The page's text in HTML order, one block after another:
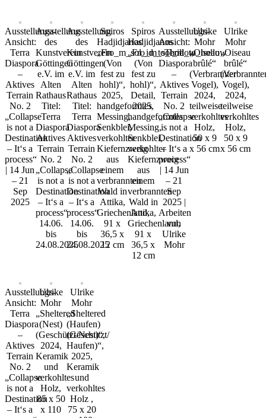
Ausstellunga-
Ansicht:
Terra
Diaspora
–
Aktives
Terrain
No. 2
„Collapse
is not a
Destination
– It‘s a
process“
| 14 Jun
– 21
Sep
2025
Ausstellung
des
Kunstverein
Göttingen
e.V. im
Alten
Rathaus
Titel:
Terra
Diaspora
Aktives
Terrain
No. 2
„Collapse
is not a
Destination
– It‘s a
process“
14.06.
bis
24.08.2025
Ausstellung
des
Kunstverein
Göttingen
e.V. im
Alten
Rathaus
Titel:
Terra
Diaspora
Aktives
Terrain
No. 2
„Collapse
is not a
Destination
– It‘s a
process“
14.06.
bis
24.08.2025
Spiros
Hadjidjanos
„Fro_m_sol_id_to_hollow
(Von
fest zu
hohl)“,
2025,
handgeformtes
Messing,
Senkblei,
verkohlter
Kiefernzweig
aus
einem
verbrannten
Wald in
Attika,
Griechenland,
91 x
36,5 x
12 cm
Spiros
Hadjidjanos
„Fro_m_sol_id_to_hollow
(Von
fest zu
hohl)“,
Detail,
2025,
handgeformtes
Messing,
Senkblei,
verkohlter
Kiefernzweig
aus
einem
verbrannten
Wald in
Attika,
Griechenland,
91 x
36,5 x
12 cm
Ausstellungs-
Ansicht:
Terra
Diaspora
–
Aktives
Terrain
No. 2
„Collapse
is not a
Destination
– It‘s a
process“
| 14 Jun
– 21
Sep
2025 |
Arbeiten
von
Ulrike
Mohr
Ulrike
Mohr
„Oiseau
brûlé“
(Verbrannter
Vogel),
2024,
teilweise
verkohltes
Holz,
50 x 9
x 56 cm
Ulrike
Mohr
„Oiseau
brûlé“
Vogel),
2024,
teilweise
verkohltes
Holz,
50 x 9
x 56 cm
Ausstellungs-
Ansicht:
Terra
Diaspora
–
Aktives
Terrain
No. 2
„Collapse
is not a
Destination
– It‘s a
Ulrike
Mohr
„Sheltered
(Nest)
(Geschützt/Nest)“,
2024,
Keramik
und
verkohltes
Holz,
85 x 50
x 110
Ulrike
Mohr
„Sheltered
(Haufen)
(Geschützt/
Haufen)“,
2025,
Keramik
und
verkohltes
Holz ,
75 x 20